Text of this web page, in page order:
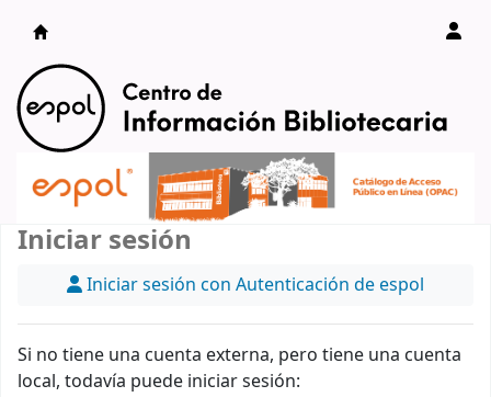
Catálogo en línea
Iniciar sesión
Iniciar sesión con Autenticación de espol
Si no tiene una cuenta externa, pero tiene una cuenta
local, todavía puede iniciar sesión: